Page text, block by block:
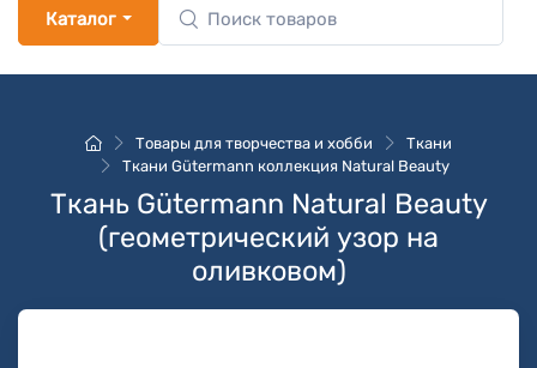
Каталог
Товары для творчества и хобби
Ткани
Ткани Gütermann коллекция Natural Beauty
Ткань Gütermann Natural Beauty
(геометрический узор на
оливковом)